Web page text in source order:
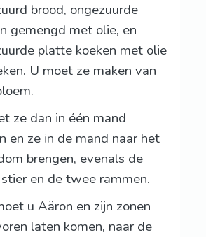
brood, ongezuurde
gemengd met olie, en
platte koeken met olie
U moet ze maken van
ze dan in één mand
en ze in de mand naar het
brengen, evenals de
en de twee rammen.
u Aäron en zijn zonen
laten komen, naar de